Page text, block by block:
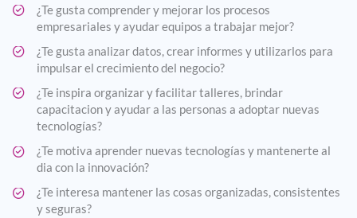
¿Te gusta comprender y mejorar los procesos
empresariales y ayudar equipos a trabajar mejor?
¿Te gusta analizar datos, crear informes y utilizarlos para
impulsar el crecimiento del negocio?
¿Te inspira organizar y facilitar talleres, brindar
capacitacion y ayudar a las personas a adoptar nuevas
tecnologías?
¿Te motiva aprender nuevas tecnologías y mantenerte al
dia con la innovación?
¿Te interesa mantener las cosas organizadas, consistentes
y seguras?